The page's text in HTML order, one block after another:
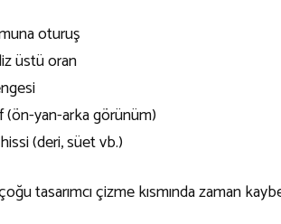
oturuş
üstü oran
(ön-yan-arka görünüm)
(deri, süet vb.)
tasarımcı çizme kısmında zaman